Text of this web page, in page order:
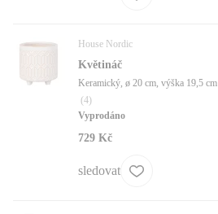
House Nordic
Květináč
Keramický, ø 20 cm, výška 19,5 cm
(4)
Vyprodáno
729 Kč
sledovat